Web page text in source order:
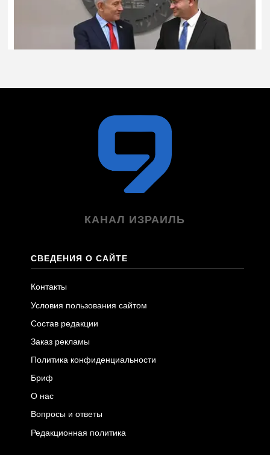
КАНАЛ ИЗРАИЛЬ
СВЕДЕНИЯ О САЙТЕ
Контакты
Условия пользования сайтом
Состав редакции
Заказ рекламы
Политика конфиденциальности
Бриф
О нас
Вопросы и ответы
Редакционная политика